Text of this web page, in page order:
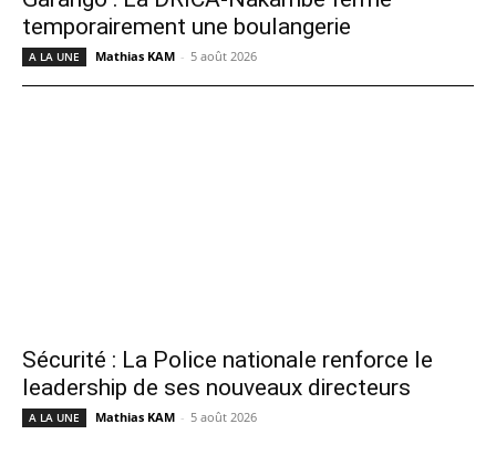
temporairement une boulangerie
A LA UNE Mathias KAM - 5 août 2026
Sécurité : La Police nationale renforce le
leadership de ses nouveaux directeurs
A LA UNE Mathias KAM - 5 août 2026